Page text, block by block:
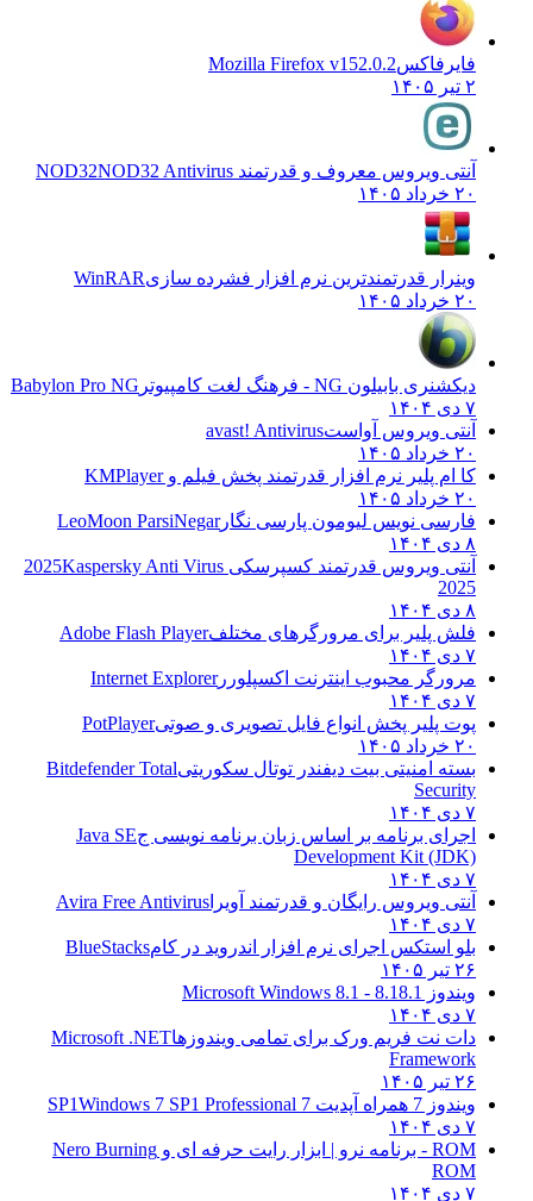
فایرفاکسMozilla Firefox v152.0.2
۲ تیر ۱۴۰۵
آنتی ویروس معروف و قدرتمند NOD32 NOD32 Antivirus
۲۰ خرداد ۱۴۰۵
وینرار قدرتمندترین نرم افزار فشرده سازیWinRAR
۲۰ خرداد ۱۴۰۵
دیکشنری بابیلون NG - فرهنگ لغت کامپیوتر
Babylon Pro NG
۷ دی ۱۴۰۴
آنتی ویروس آواستavast! Antivirus
۲۰ خرداد ۱۴۰۵
کا ام پلیر نرم افزار قدرتمند پخش فیلم وKMPlayer
۲۰ خرداد ۱۴۰۵
فارسی نویس لیومون پارسی نگارLeoMoon ParsiNegar
۸ دی ۱۴۰۴
آنتی ویروس قدرتمند کسپرسکی 2025 Kaspersky Anti Virus
2025
۸ دی ۱۴۰۴
فلش پلیر برای مرورگرهای مختلفAdobe Flash Player
۷ دی ۱۴۰۴
مرورگر محبوب اینترنت اکسپلوررInternet Explorer
۷ دی ۱۴۰۴
پوت پلیر پخش انواع فایل تصویری و صوتیPotPlayer
۲۰ خرداد ۱۴۰۵
بسته امنیتی بیت دیفندر توتال سکوریتیBitdefender Total
Security
۷ دی ۱۴۰۴
اجرای برنامه بر اساس زبان برنامه نویسی جJava SE
Development Kit (JDK)
۷ دی ۱۴۰۴
آنتی ویروس رایگان و قدرتمند آویرا Avira Free Antivirus
۷ دی ۱۴۰۴
بلو استکس اجرای نرم افزار اندروید در کامBlueStacks
۲۶ تیر ۱۴۰۵
ویندوز 8.1
8.1 - Microsoft Windows 8.1
۷ دی ۱۴۰۴
دات نت فریم ورک برای تمامی ویندوزهاMicrosoft .NET
Framework
۲۶ تیر ۱۴۰۵
ویندوز 7 همراه آپدیت 7 SP1
Windows 7 SP1 Professional
۷ دی ۱۴۰۴
ROM - برنامه نرو | ابزار رایت حرفه ای و
Nero Burning
ROM
۷ دی ۱۴۰۴